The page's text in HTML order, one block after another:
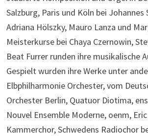
Salzburg, Paris und Köln bei Johannes
Adriana Hölszky, Mauro Lanza und
Meisterkurse bei Chaya Czernowin,
Beat Furrer runden ihre musikalische
Gespielt wurden ihre Werke unter
Elbphilharmonie Orchester, vom
Orchester Berlin, Quatuor Diotima,
Nouvel Ensemble Moderne, oenm,
Kammerchor, Schwedens Radiochor